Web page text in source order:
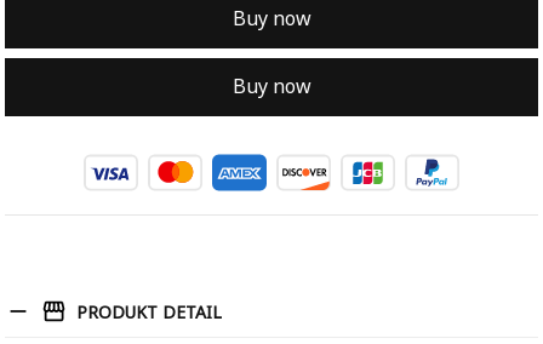
Buy now
Buy now
PRODUKT DETAIL